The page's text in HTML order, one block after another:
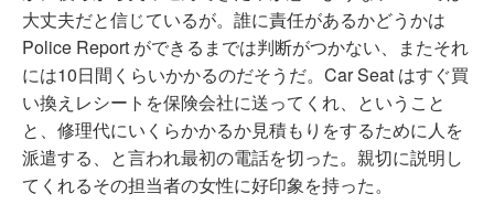
大丈夫だと信じているが。誰に責任があるかどうかは
Police Report ができるまでは判断がつかない、またそれ
には10日間くらいかかるのだそうだ。Car Seat はすぐ買
い換えレシートを保険会社に送ってくれ、ということ
と、修理代にいくらかかるか見積もりをするために人を
派遣する、と言われ最初の電話を切った。親切に説明し
てくれるその担当者の女性に好印象を持った。